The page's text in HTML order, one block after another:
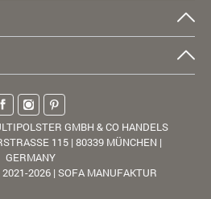
GMBH & CO HANDELS
115 | 80339 MÜNCHEN |
GERMANY
2026 | SOFA MANUFAKTUR